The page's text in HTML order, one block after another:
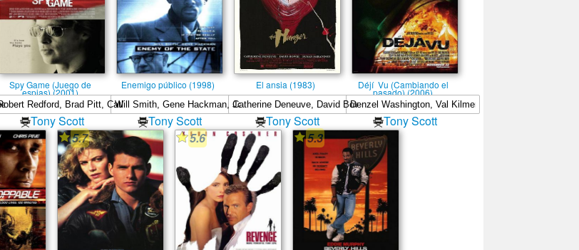
Spy Game (Juego de
espias) (2001)
Tony Scott
Enemigo público (1998)
Tony Scott
El ansia (1983)
Tony Scott
Déjí Vu (Cambiando el
pasado) (2006)
Tony Scott
5.7 5.6 5.3